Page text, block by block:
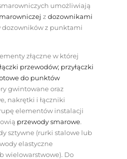
umożliwiają
z dozownikami
dozowników z punktami
złączne w której
przewodów; przyłączki
do punktów
gwintowane oraz
nakrętki i łączniki
elementów instalacji
przewody smarowe.
sztywne (rurki stalowe lub
elastyczne
wielowarstwowe). Do